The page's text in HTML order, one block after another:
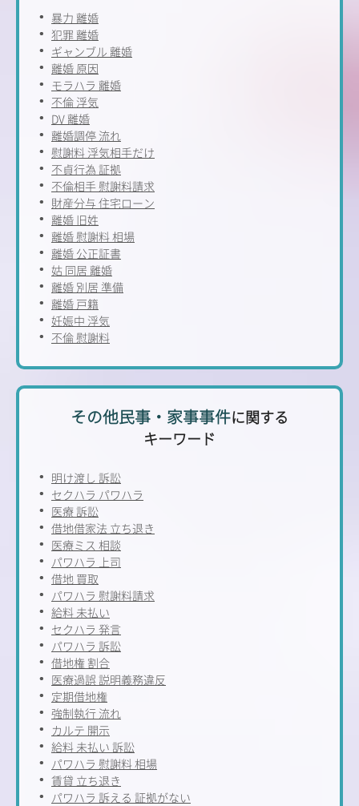
暴力 離婚
犯罪 離婚
ギャンブル 離婚
離婚 原因
モラハラ 離婚
不倫 浮気
DV 離婚
離婚調停 流れ
慰謝料 浮気相手だけ
不貞行為 証拠
不倫相手 慰謝料請求
財産分与 住宅ローン
離婚 旧姓
離婚 慰謝料 相場
離婚 公正証書
姑 同居 離婚
離婚 別居 準備
離婚 戸籍
妊娠中 浮気
不倫 慰謝料
その他民事・家事事件に関する
キーワード
明け渡し 訴訟
セクハラ パワハラ
医療 訴訟
借地借家法 立ち退き
医療ミス 相談
パワハラ 上司
借地 買取
パワハラ 慰謝料請求
給料 未払い
セクハラ 発言
パワハラ 訴訟
借地権 割合
医療過誤 説明義務違反
定期借地権
強制執行 流れ
カルテ 開示
給料 未払い 訴訟
パワハラ 慰謝料 相場
賃貸 立ち退き
パワハラ 訴える 証拠がない